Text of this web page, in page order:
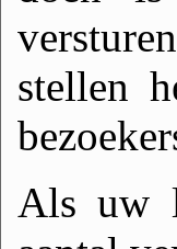
stellen
Als uw